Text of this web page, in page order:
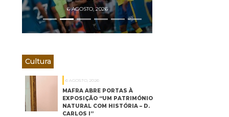
6 AGOSTO, 2026
Cultura
6 AGOSTO, 2026
MAFRA ABRE PORTAS À
EXPOSIÇÃO “UM PATRIMÓNIO
NATURAL COM HISTÓRIA – D.
CARLOS I”